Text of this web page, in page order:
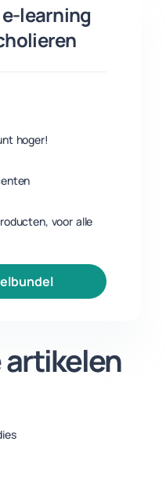
learning
hoger!
voor alle